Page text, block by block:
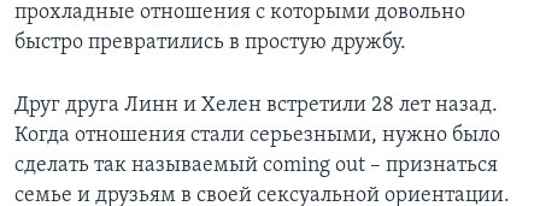
прохладные отношения с которыми довольно
быстро превратились в простую дружбу.
Друг друга Линн и Хелен встретили 28 лет назад.
Когда отношения стали серьезными, нужно было
сделать так называемый coming out – признаться
семье и друзьям в своей сексуальной ориентации.